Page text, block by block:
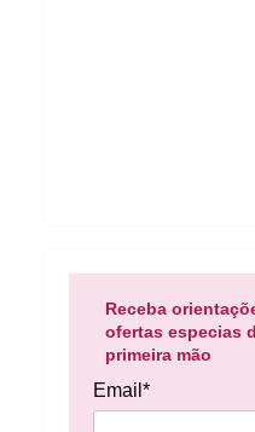
Receba
ofertas especias
primeira mão
Email*